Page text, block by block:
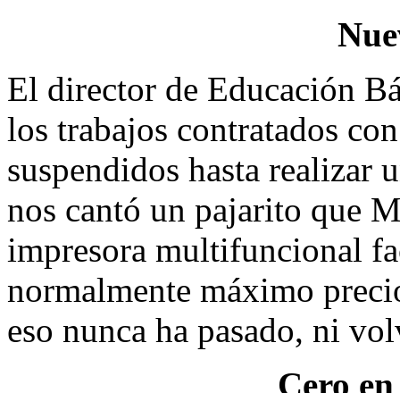
El director de Educación
los trabajos contratados
suspendidos hasta realizar
nos cantó un pajarito que
impresora multifuncional
normalmente máximo
eso nunca ha pasado, ni
Cero